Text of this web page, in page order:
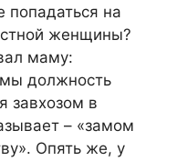
попадаться на
женщины?
маму:
должность
завхозом в
– «замом
Опять же, у